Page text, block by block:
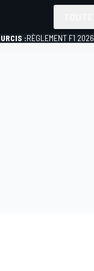
:RÈGLEMENT F1 2026